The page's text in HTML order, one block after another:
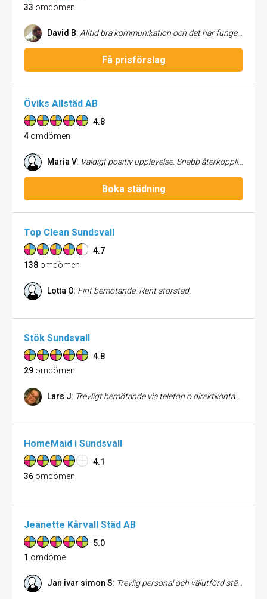
33 omdömen
David B: Alltid bra kommunikation och det har fungerat precis så bra som vi hoppats. Det är bra städat, rent överallt och grundligt utfört. Har inga klagomål alls.
Få prisförslag
Öviks Allstäd AB
4.8
4 omdömen
Maria V: Väldigt positiv upplevelse. Snabb återkoppling och tydlig kommunikation till att börja med. Flyttstädet utfördes på utsatt tid och jag fick ett väldigt trevligt bemötande av personalen. Och ang hela målet med flyttstäd: inga anmärkningar på besiktningen. Tummen upp!
Boka städning
Top Clean Sundsvall
4.7
138 omdömen
Lotta O: Fint bemötande. Rent storstäd.
Stök Sundsvall
4.8
29 omdömen
Lars J: Trevligt bemötande via telefon o direktkontakt för jobbet på plats- flyttstädning till oss , som vi och vår hyresvärd blev väldigt nöjda med. Ett perfekt utfört jobb med kort varsel. Så himla nöjd och har rekommenderat dem till mina vänner och bekanta.
HomeMaid i Sundsvall
4.1
36 omdömen
Jeanette Kårvall Städ AB
5.0
1 omdöme
Jan ivar simon S: Trevlig personal och välutförd städning. Jättenöjd